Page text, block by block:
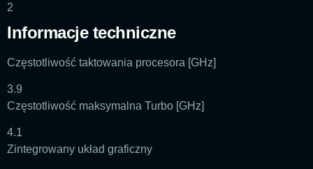
2
Informacje techniczne
Częstotliwość taktowania procesora [GHz]
3.9
Częstotliwość maksymalna Turbo [GHz]
4.1
Zintegrowany układ graficzny